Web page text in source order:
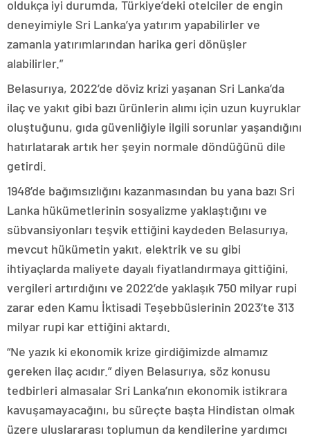
oldukça iyi durumda, Türkiye’deki otelciler de engin
deneyimiyle Sri Lanka’ya yatırım yapabilirler ve
zamanla yatırımlarından harika geri dönüşler
alabilirler.”
Belasurıya, 2022’de döviz krizi yaşanan Sri Lanka’da
ilaç ve yakıt gibi bazı ürünlerin alımı için uzun kuyruklar
oluştuğunu, gıda güvenliğiyle ilgili sorunlar yaşandığını
hatırlatarak artık her şeyin normale döndüğünü dile
getirdi.
1948’de bağımsızlığını kazanmasından bu yana bazı Sri
Lanka hükümetlerinin sosyalizme yaklaştığını ve
sübvansiyonları teşvik ettiğini kaydeden Belasurıya,
mevcut hükümetin yakıt, elektrik ve su gibi
ihtiyaçlarda maliyete dayalı fiyatlandırmaya gittiğini,
vergileri artırdığını ve 2022’de yaklaşık 750 milyar rupi
zarar eden Kamu İktisadi Teşebbüslerinin 2023’te 313
milyar rupi kar ettiğini aktardı.
“Ne yazık ki ekonomik krize girdiğimizde almamız
gereken ilaç acıdır.” diyen Belasurıya, söz konusu
tedbirleri almasalar Sri Lanka’nın ekonomik istikrara
kavuşamayacağını, bu süreçte başta Hindistan olmak
üzere uluslararası toplumun da kendilerine yardımcı